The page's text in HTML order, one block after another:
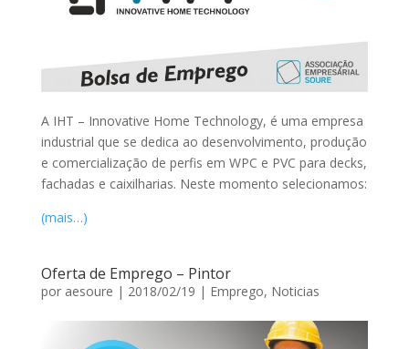
A IHT – Innovative Home Technology, é uma empresa
industrial que se dedica ao desenvolvimento, produção
e comercialização de perfis em WPC e PVC para decks,
fachadas e caixilharias. Neste momento selecionamos:
(mais…)
Oferta de Emprego – Pintor
por aesoure | 2018/02/19 | Emprego, Noticias